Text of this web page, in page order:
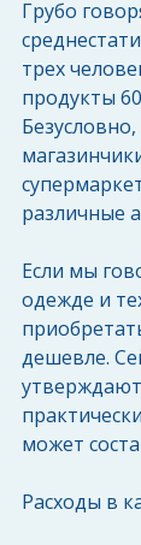
Грубо
трех
продукты
различные
Если мы
одежде и
дешевле.
может
Расходы в